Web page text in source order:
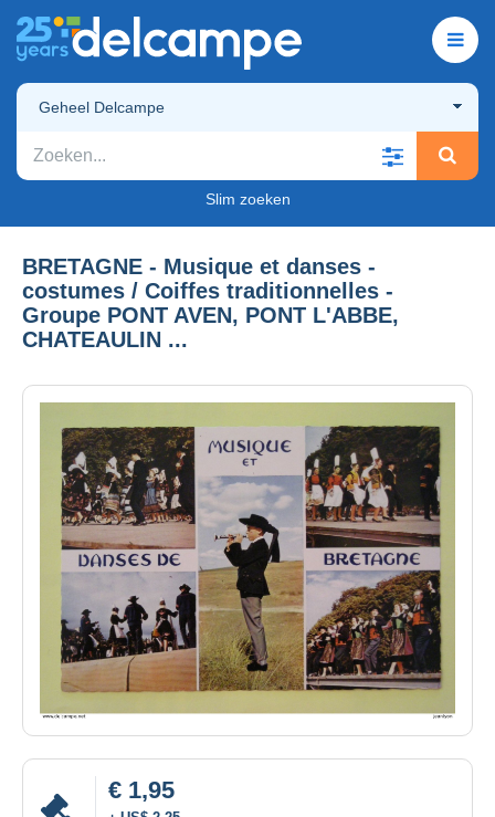
Geheel Delcampe
Slim zoeken
BRETAGNE - Musique et danses -
costumes / Coiffes traditionnelles -
Groupe PONT AVEN, PONT L'ABBE,
CHATEAULIN ...
€ 1,95